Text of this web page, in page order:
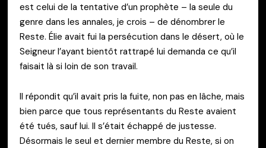
est celui de la tentative d’un prophète – la seule du
genre dans les annales, je crois – de dénombrer le
Reste. Élie avait fui la persécution dans le désert, où le
Seigneur l’ayant bientôt rattrapé lui demanda ce qu’il
faisait là si loin de son travail.
Il répondit qu’il avait pris la fuite, non pas en lâche, mais
bien parce que tous représentants du Reste avaient
été tués, sauf lui. Il s’était échappé de justesse.
Désormais le seul et dernier membre du Reste, si on